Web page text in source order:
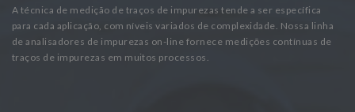
A técnica de medição de traços de impurezas tende a ser específica
para cada aplicação, com níveis variados de complexidade. Nossa linha
de analisadores de impurezas on-line fornece medições contínuas de
traços de impurezas em muitos processos.